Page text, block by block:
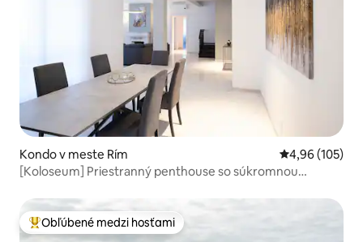
Kondo v meste Rím Priemerné
4,96 (105)
[Koloseum] Priestranný penthouse so súkromnou
Najobľúbenejšie medzi hosťami
Obľúbené medzi hosťami